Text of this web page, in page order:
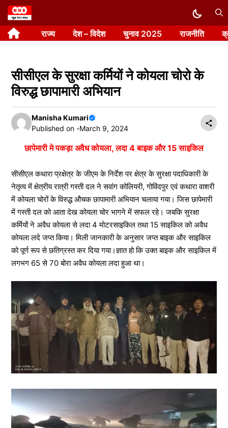
Skip
to
content राज्य देश – विदेश चुनाव 2025 राजनीति
सीसीएल के सुरक्षा कर्मियों ने कोयला चोरो के
विरुद्ध छापामारी अभियान
Manisha Kumari
Published on -March 9, 2024
छापेमारी मे पकड़ा अवैध कोयला, लदा 4 बाइक और 15 साइकिल
सीसीएल कथारा प्रक्षेत्र के जीएम के निर्देश पर क्षेत्र के सुरक्षा पदाधिकारी के
नेतृत्व में क्षेत्रीय रात्री गस्ती दल ने सवांग कोलियरी, गोविंदपुर एवं कथारा वाशरी
में कोयला चोरों के विरुद्ध औचक छापामारी अभियान चलाया गया। जिस छापेमारी
में गस्ती दल को आता देख कोयला चोर भागने में सफल रहे। जबकि सुरक्षा
कर्मियों ने अवैध कोयला से लदा 4 मोटरसाइकिल तथा 15 साइकिल को अवैध
कोयला लदे जप्त किया। मिली जानकारी के अनुसार जप्त बाइक और साइकिल
को पूर्ण रूप से छतिग्रस्त कर दिया गया।ज्ञात हो कि उक्त बाइक और साइकिल में
लगभग 65 से 70 बोरा अवैध कोयला लदा हुआ था।